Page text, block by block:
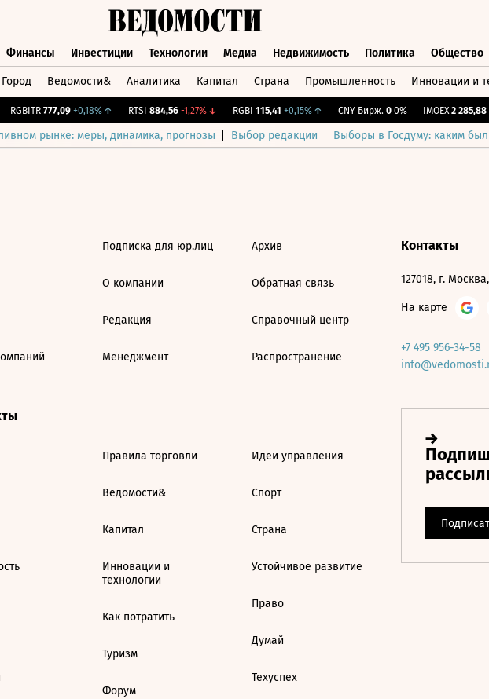
Финансы Инвестиции Технологии Медиа Недвижимость Политика Общество
Город Ведомости& Аналитика Капитал Страна Промышленность Инновации и
RGBITR 777,09 +0,18%↑ RTSI 884,56 -1,27%↓ RGBI 115,41 +0,15%↑ CNY Бирж. 0 0% IMOEX 2 285,88 -
рынке: меры, динамика, прогнозы Выбор редакции Выборы в Госдуму: каким
Подписка для юр.лиц
О компании
Редакция
Менеджмент
Архив
Обратная связь
Справочный центр
Распространение
Правила торговли
Ведомости&
Капитал
Инновации и
технологии
Как потратить
Туризм
Форум
Идеи управления
Спорт
Страна
Устойчивое развитие
Право
Думай
Техуспех
Контакты
127018, г.
На карте
+7 495 956-34-58